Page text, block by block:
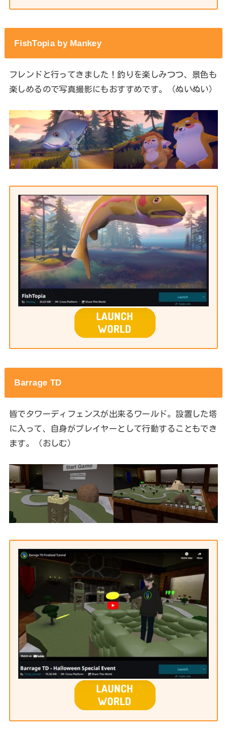
FishTopia by Mankey
フレンドと行ってきました！釣りを楽しみつつ、景色も
楽しめるので写真撮影にもおすすめです。（ぬいぬい）
Barrage TD
皆でタワーディフェンスが出来るワールド。設置した塔
に入って、自身がプレイヤーとして行動することもでき
ます。（おしむ）